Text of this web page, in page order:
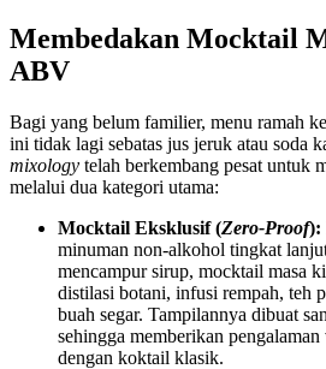
Membedakan Mocktail
ABV
Bagi yang belum familier, menu ramah
ini tidak lagi sebatas jus jeruk atau soda
mixology telah berkembang pesat untuk
melalui dua kategori utama:
Mocktail Eksklusif (Zero-Proof):
minuman non-alkohol tingkat
mencampur sirup, mocktail masa
distilasi botani, infusi rempah, teh
buah segar. Tampilannya dibuat
sehingga memberikan pengalaman
dengan koktail klasik.